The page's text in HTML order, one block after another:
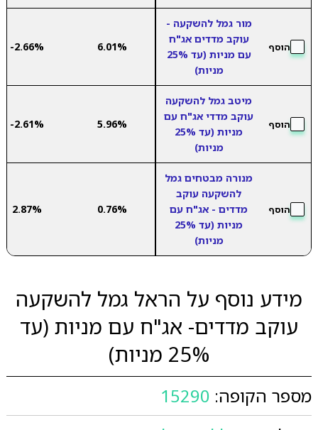
הוסף
מור גמל להשקעה -
עוקב מדדים אג"ח
עם מניות (עד 25%
מניות)
6.01%
-2.66%
הוסף
מיטב גמל להשקעה
עוקב מדדי אג"ח עם
מניות (עד 25%
מניות)
5.96%
-2.61%
הוסף
מנורה מבטחים גמל
להשקעה עוקב
מדדים - אג"ח עם
מניות (עד 25%
מניות)
0.76%
2.87%
מידע נוסף על הראל גמל להשקעה
עוקב מדדים- אג"ח עם מניות (עד
25% מניות)
מספר הקופה: 15290